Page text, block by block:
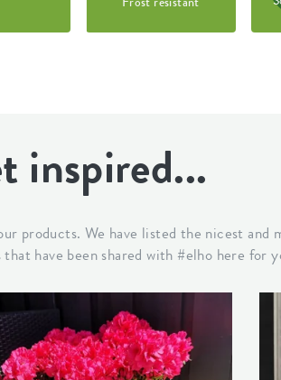
inspired...
products. We have listed the nicest and
have been shared with #elho here for